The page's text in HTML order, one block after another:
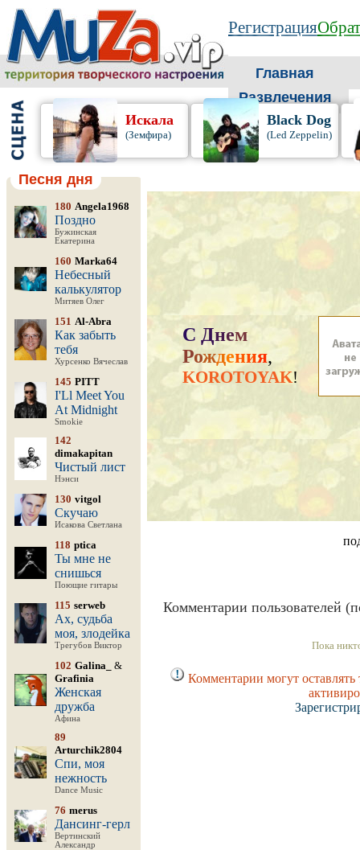
Регистрация
Главная
Развлечения
Искала
(Земфира)
Black Dog
(Led Zeppelin)
Песня дня
180 Angela1968
Поздно
Бужинская
Екатерина
160 Marka64
Небесный
калькулятор
Митяев Олег
151 Al-Abra
Как забыть
тебя
Хурсенко Вячеслав
145 PITT
I'Ll Meet You
At Midnight
Smokie
142
dimakapitan
Чистый лист
Нэнси
130 vitgol
Скучаю
Исакова Светлана
118 ptica
Ты мне не
снишься
Поющие гитары
115 serweb
Ах, судьба
моя, злодейка
Трегубов Виктор
102 Galina_
&
Grafinia
Женская
дружба
Афина
89
Arturchik2804
Спи, моя
нежность
Dance Music
76 merus
Дансинг-герл
Вертинский
Александр
С Днем
Рождения,
KOROTOYAK!
Комментарии пользователей
Пока
Комментарии могут оставлять